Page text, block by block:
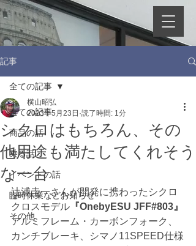
記事
全ての記事
商品の話
乗る話
イベントの話
臨時休業などお知らせ
その他
全ての記事
シクロはもちろん、その
他用途も満たしてくれそう
な一台
横山昭弘
2023年5月23日 読了時間: 1分
辻浦圭一さんが開発に携わったシクロ
クロスモデル 『OnebyESU JFF#803』
アルミフレーム・カーボンフォーク、
カンチブレーキ、シマノ11SPEED仕様